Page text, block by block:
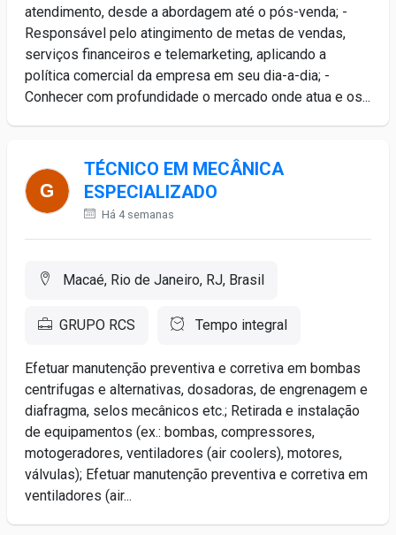
atendimento, desde a abordagem até o pós-venda; -
Responsável pelo atingimento de metas de vendas,
serviços financeiros e telemarketing, aplicando a
política comercial da empresa em seu dia-a-dia; -
Conhecer com profundidade o mercado onde atua e os...
TÉCNICO EM MECÂNICA
ESPECIALIZADO
Há 4 semanas
Macaé, Rio de Janeiro, RJ, Brasil
GRUPO RCS Tempo integral
Efetuar manutenção preventiva e corretiva em bombas
centrifugas e alternativas, dosadoras, de engrenagem e
diafragma, selos mecânicos etc.; Retirada e instalação
de equipamentos (ex.: bombas, compressores,
motogeradores, ventiladores (air coolers), motores,
válvulas); Efetuar manutenção preventiva e corretiva em
ventiladores (air...